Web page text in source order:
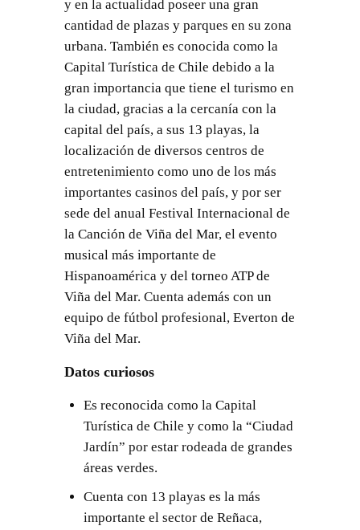
y en la actualidad poseer una gran
cantidad de plazas y parques en su zona
urbana. También es conocida como la
Capital Turística de Chile debido a la
gran importancia que tiene el turismo en
la ciudad, gracias a la cercanía con la
capital del país, a sus 13 playas, la
localización de diversos centros de
entretenimiento como uno de los más
importantes casinos del país, y por ser
sede del anual Festival Internacional de
la Canción de Viña del Mar, el evento
musical más importante de
Hispanoamérica y del torneo ATP de
Viña del Mar. Cuenta además con un
equipo de fútbol profesional, Everton de
Viña del Mar.
Datos curiosos
Es reconocida como la Capital
Turística de Chile y como la “Ciudad
Jardín” por estar rodeada de grandes
áreas verdes.
Cuenta con 13 playas es la más
importante el sector de Reñaca,